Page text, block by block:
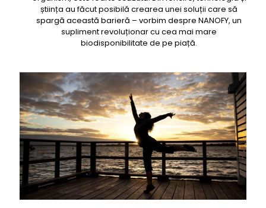
știința au făcut posibilă crearea unei soluții care să
spargă această barieră – vorbim despre NANOFY, un
supliment revoluționar cu cea mai mare
biodisponibilitate de pe piață.